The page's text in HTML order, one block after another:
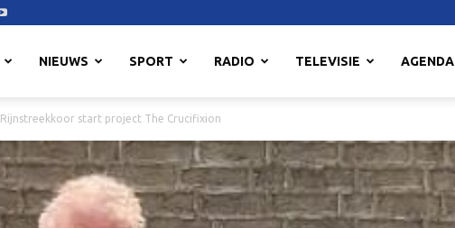
NIEUWS SPORT RADIO TELEVISIE AGENDA
Rijnstreekkoor start project The Crucifixion